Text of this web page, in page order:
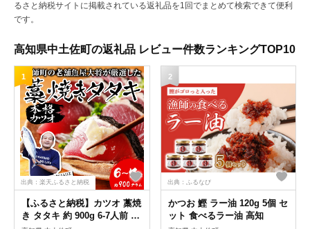
るさと納税サイトに掲載されている返礼品を1回でまとめて検索できて便利
です。
高知県中土佐町の返礼品 レビュー件数ランキングTOP10
1
出典：楽天ふるさと納税
【ふるさと納税】カツオ 藁焼
き タタキ 約 900g 6-7人前 薬
2
出典：ふるなび
かつお 鰹 ラー油 120g 5個 セ
ット 食べるラー油 高知